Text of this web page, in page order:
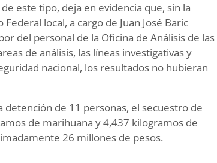
este tipo, deja en evidencia que, sin la
local, a cargo de Juan José Baric
del personal de la Oficina de Análisis de las
de análisis, las líneas investigativas y
nacional, los resultados no hubieran
detención de 11 personas, el secuestro de
de marihuana y 4,437 kilogramos de
26 millones de pesos.